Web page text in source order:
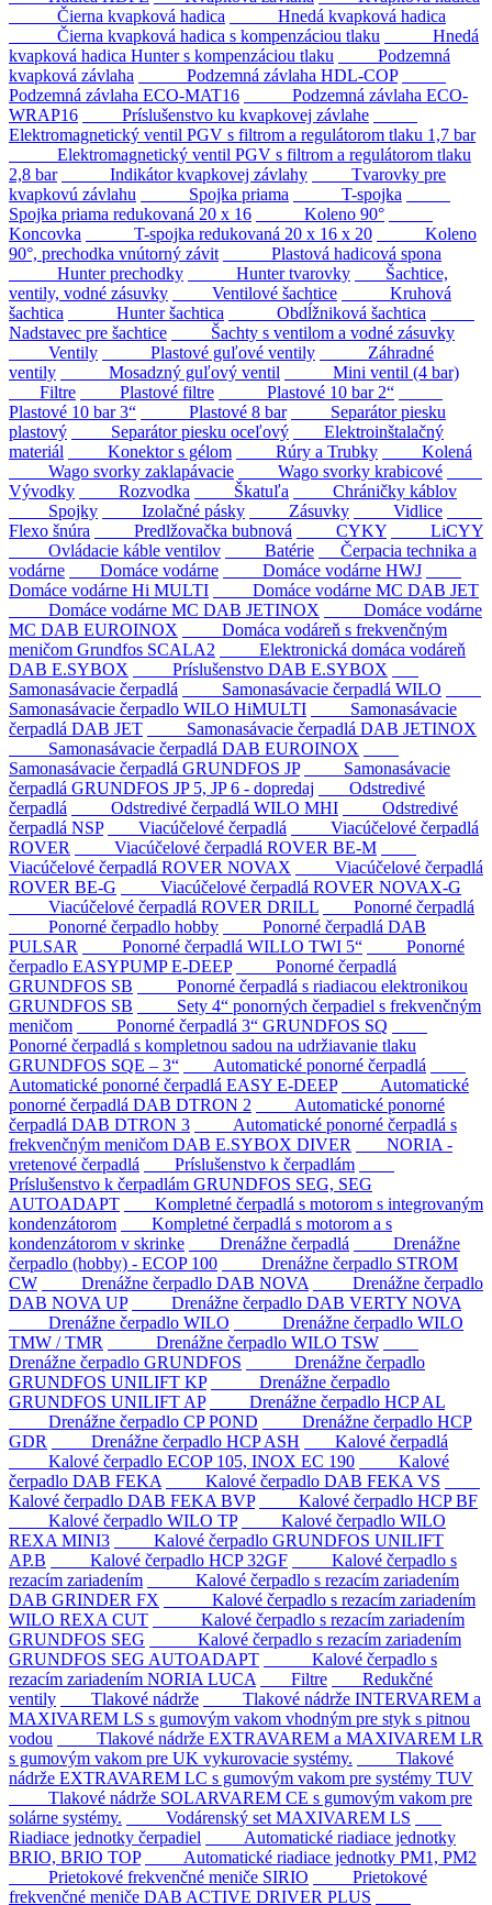
Čierna kvapková hadica
Hnedá kvapková hadica
Čierna kvapková hadica s kompenzáciou tlaku
Hnedá
kvapková hadica Hunter s kompenzáciou tlaku
Podzemná
kvapková závlaha
Podzemná závlaha HDL-COP
Podzemná závlaha ECO-MAT16
Podzemná závlaha ECO-
WRAP16
Príslušenstvo ku kvapkovej závlahe
Elektromagnetický ventil PGV s filtrom a regulátorom tlaku 1,7 bar
Elektromagnetický ventil PGV s filtrom a regulátorom tlaku
2,8 bar
Indikátor kvapkovej závlahy
Tvarovky pre
kvapkovú závlahu
Spojka priama
T-spojka
Spojka priama redukovaná 20 x 16
Koleno 90°
Koncovka
T-spojka redukovaná 20 x 16 x 20
Koleno
90°, prechodka vnútorný závit
Plastová hadicová spona
Hunter prechodky
Hunter tvarovky
Šachtice,
ventily, vodné zásuvky
Ventilové šachtice
Kruhová
šachtica
Hunter šachtica
Obdĺžniková šachtica
Nadstavec pre šachtice
Šachty s ventilom a vodné zásuvky
Ventily
Plastové guľové ventily
Záhradné
ventily
Mosadzný guľový ventil
Mini ventil (4 bar)
Filtre
Plastové filtre
Plastové 10 bar 2“
Plastové 10 bar 3“
Plastové 8 bar
Separátor piesku
plastový
Separátor piesku oceľový
Elektroinštalačný
materiál
Konektor s gélom Rúry a Trubky
Kolená
Wago svorky zaklapávacie
Wago svorky krabicové
Vývodky
Rozvodka Škatuľa
Chráničky káblov
Spojky
Izolačné pásky Zásuvky
Vidlice
Flexo šnúra
Predlžovačka bubnová CYKY
LiCYY
Ovládacie káble ventilov
Batérie
Čerpacia technika a
vodárne
Domáce vodárne
Domáce vodárne HWJ
Domáce vodárne Hi MULTI
Domáce vodárne MC DAB JET
Domáce vodárne MC DAB JETINOX
Domáce vodárne
MC DAB EUROINOX
Domáca vodáreň s frekvenčným
meničom Grundfos SCALA2
Elektronická domáca vodáreň
DAB E.SYBOX
Príslušenstvo DAB E.SYBOX
Samonasávacie čerpadlá
Samonasávacie čerpadlá WILO
Samonasávacie čerpadlo WILO HiMULTI
Samonasávacie
čerpadlá DAB JET
Samonasávacie čerpadlá DAB JETINOX
Samonasávacie čerpadlá DAB EUROINOX
Samonasávacie čerpadlá GRUNDFOS JP
Samonasávacie
čerpadlá GRUNDFOS JP 5, JP 6 - dopredaj
Odstredivé
čerpadlá
Odstredivé čerpadlá WILO MHI
Odstredivé
čerpadlá NSP
Viacúčelové čerpadlá
Viacúčelové čerpadlá
ROVER
Viacúčelové čerpadlá ROVER BE-M
Viacúčelové čerpadlá ROVER NOVAX
Viacúčelové čerpadlá
ROVER BE-G
Viacúčelové čerpadlá ROVER NOVAX-G
Viacúčelové čerpadlá ROVER DRILL
Ponorné čerpadlá
Ponorné čerpadlo hobby
Ponorné čerpadlá DAB
PULSAR
Ponorné čerpadlá WILLO TWI 5“
Ponorné
čerpadlo EASYPUMP E-DEEP
Ponorné čerpadlá
GRUNDFOS SB
Ponorné čerpadlá s riadiacou elektronikou
GRUNDFOS SB
Sety 4“ ponorných čerpadiel s frekvenčným
meničom
Ponorné čerpadlá 3“ GRUNDFOS SQ
Ponorné čerpadlá s kompletnou sadou na udržiavanie tlaku
GRUNDFOS SQE – 3“
Automatické ponorné čerpadlá
Automatické ponorné čerpadlá EASY E-DEEP
Automatické
ponorné čerpadlá DAB DTRON 2
Automatické ponorné
čerpadlá DAB DTRON 3
Automatické ponorné čerpadlá s
frekvenčným meničom DAB E.SYBOX DIVER
NORIA -
vretenové čerpadlá
Príslušenstvo k čerpadlám
Príslušenstvo k čerpadlám GRUNDFOS SEG, SEG
AUTOADAPT
Kompletné čerpadlá s motorom s integrovaným
kondenzátorom
Kompletné čerpadlá s motorom a s
kondenzátorom v skrinke
Drenážne čerpadlá
Drenážne
čerpadlo (hobby) - ECOP 100
Drenážne čerpadlo STROM
CW
Drenážne čerpadlo DAB NOVA
Drenážne čerpadlo
DAB NOVA UP
Drenážne čerpadlo DAB VERTY NOVA
Drenážne čerpadlo WILO
Drenážne čerpadlo WILO
TMW / TMR
Drenážne čerpadlo WILO TSW
Drenážne čerpadlo GRUNDFOS
Drenážne čerpadlo
GRUNDFOS UNILIFT KP
Drenážne čerpadlo
GRUNDFOS UNILIFT AP
Drenážne čerpadlo HCP AL
Drenážne čerpadlo CP POND
Drenážne čerpadlo HCP
GDR
Drenážne čerpadlo HCP ASH
Kalové čerpadlá
Kalové čerpadlo ECOP 105, INOX EC 190
Kalové
čerpadlo DAB FEKA
Kalové čerpadlo DAB FEKA VS
Kalové čerpadlo DAB FEKA BVP
Kalové čerpadlo HCP BF
Kalové čerpadlo WILO TP
Kalové čerpadlo WILO
REXA MINI3
Kalové čerpadlo GRUNDFOS UNILIFT
AP.B
Kalové čerpadlo HCP 32GF
Kalové čerpadlo s
rezacím zariadením
Kalové čerpadlo s rezacím zariadením
DAB GRINDER FX
Kalové čerpadlo s rezacím zariadením
WILO REXA CUT
Kalové čerpadlo s rezacím zariadením
GRUNDFOS SEG
Kalové čerpadlo s rezacím zariadením
GRUNDFOS SEG AUTOADAPT
Kalové čerpadlo s
rezacím zariadením NORIA LUCA
Filtre
Redukčné
ventily
Tlakové nádrže
Tlakové nádrže INTERVAREM a
MAXIVAREM LS s gumovým vakom vhodným pre styk s pitnou
vodou
Tlakové nádrže EXTRAVAREM a MAXIVAREM LR
s gumovým vakom pre UK vykurovacie systémy.
Tlakové
nádrže EXTRAVAREM LC s gumovým vakom pre systémy TUV
Tlakové nádrže SOLARVAREM CE s gumovým vakom pre
solárne systémy.
Vodárenský set MAXIVAREM LS
Riadiace jednotky čerpadiel
Automatické riadiace jednotky
BRIO, BRIO TOP
Automatické riadiace jednotky PM1, PM2
Prietokové frekvenčné meniče SIRIO
Prietokové
frekvenčné meniče DAB ACTIVE DRIVER PLUS